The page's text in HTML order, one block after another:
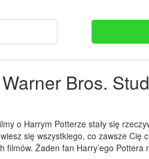
Bros.
o Harrym Potterze stały się
się wszystkiego, co zawsze Cię
filmów. Żaden fan Harry’ego